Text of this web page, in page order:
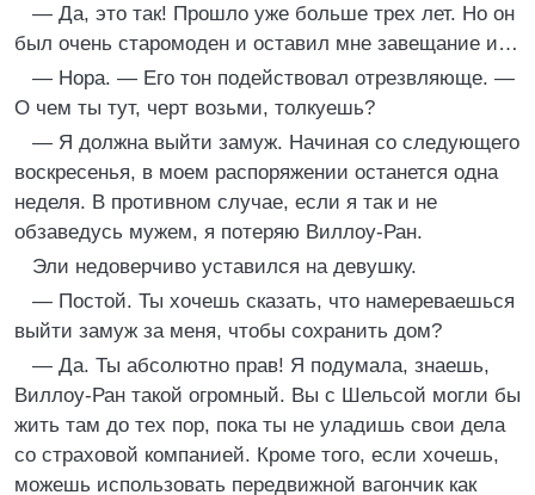
— Да, это так! Прошло уже больше трех лет. Но он
был очень старомоден и оставил мне завещание и…
— Нора. — Его тон подействовал отрезвляюще. —
О чем ты тут, черт возьми, толкуешь?
— Я должна выйти замуж. Начиная со следующего
воскресенья, в моем распоряжении останется одна
неделя. В противном случае, если я так и не
обзаведусь мужем, я потеряю Виллоу-Ран.
Эли недоверчиво уставился на девушку.
— Постой. Ты хочешь сказать, что намереваешься
выйти замуж за меня, чтобы сохранить дом?
— Да. Ты абсолютно прав! Я подумала, знаешь,
Виллоу-Ран такой огромный. Вы с Шельсой могли бы
жить там до тех пор, пока ты не уладишь свои дела
со страховой компанией. Кроме того, если хочешь,
можешь использовать передвижной вагончик как